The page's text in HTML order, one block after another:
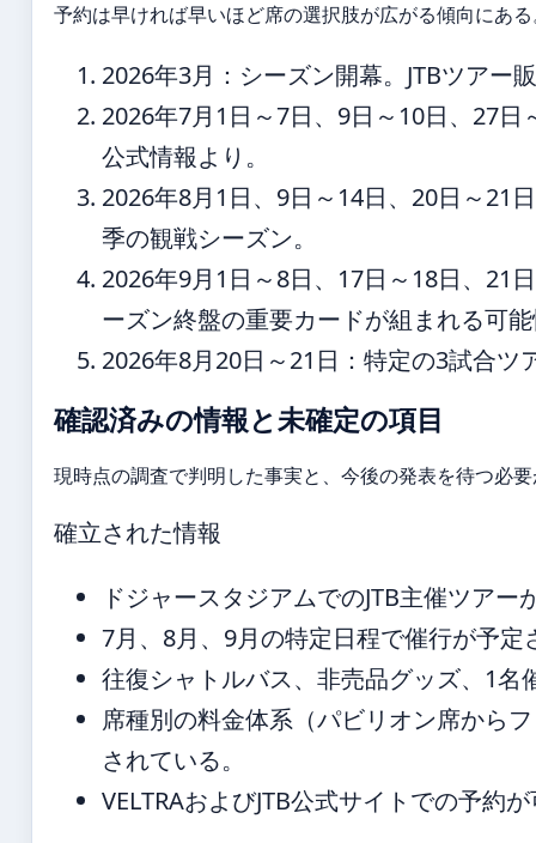
予約は早ければ早いほど席の選択肢が広がる傾向にあ
2026年3月 ：シーズン開幕。JTBツアー
2026年7月1日～7日、9日～10日、27日
公式情報より。
2026年8月1日、9日～14日、20日～21
季の観戦シーズン。
2026年9月1日～8日、17日～18日、21
ーズン終盤の重要カードが組まれる可
2026年8月20日～21日 ：特定の3試合
確認済みの情報と未確定の項目
現時点の調査で判明した事実と、今後の発表を待つ必
確立された情報
ドジャースタジアムでのJTB主催ツア
7月、8月、9月の特定日程で催行が予定
往復シャトルバス、非売品グッズ、1名
席種別の料金体系（パビリオン席から
されている。
VELTRAおよびJTB公式サイトでの予約